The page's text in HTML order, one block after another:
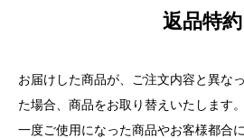
返品特約
お届けした商品が、ご注文内容と異な
た場合、商品をお取り替えいたします
一度ご使用になった商品やお客様都合